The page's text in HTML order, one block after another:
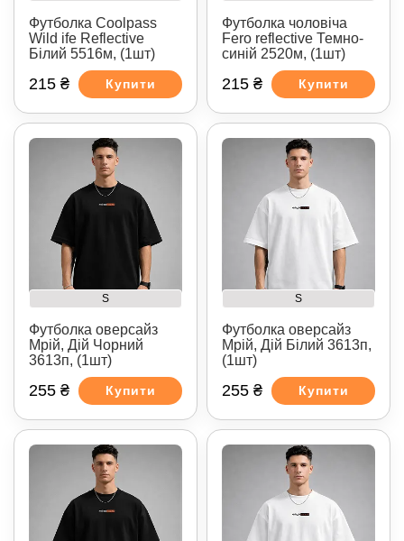
Футболка Coolpass
Wild ife Reflective
Білий 5516м, (1шт)
215 ₴ Купити
Футболка чоловіча
Fero reflective Темно-
синій 2520м, (1шт)
215 ₴ Купити
S
Футболка оверсайз
Мрій, Дій Чорний
3613п, (1шт)
255 ₴ Купити
S
Футболка оверсайз
Мрій, Дій Білий 3613п,
(1шт)
255 ₴ Купити